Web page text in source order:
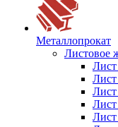
Металлопрокат
Листовое
Лист